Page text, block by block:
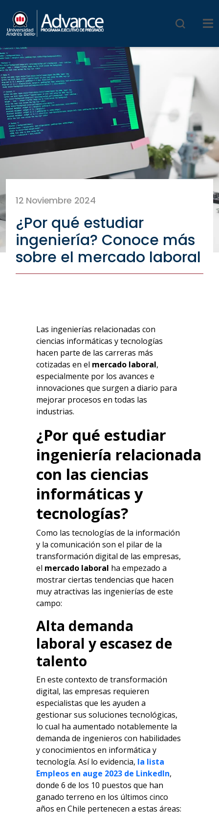
12 Noviembre 2024
¿Por qué estudiar
ingeniería? Conoce más
sobre el mercado laboral
Las ingenierías relacionadas con
ciencias informáticas y tecnologías
hacen parte de las carreras más
cotizadas en el mercado laboral,
especialmente por los avances e
innovaciones que surgen a diario para
mejorar procesos en todas las
industrias.
¿Por qué estudiar
ingeniería relacionada
con las ciencias
informáticas y
tecnologías?
Como las tecnologías de la información
y la comunicación son el pilar de la
transformación digital de las empresas,
el mercado laboral ha empezado a
mostrar ciertas tendencias que hacen
muy atractivas las ingenierías de este
campo:
Alta demanda
laboral y escasez de
talento
En este contexto de transformación
digital, las empresas requieren
especialistas que les ayuden a
gestionar sus soluciones tecnológicas,
lo cual ha aumentado notablemente la
demanda de ingenieros con habilidades
y conocimientos en informática y
tecnología. Así lo evidencia, la lista
Empleos en auge 2023 de LinkedIn,
donde 6 de los 10 puestos que han
ganado terreno en los últimos cinco
años en Chile pertenecen a estas áreas: